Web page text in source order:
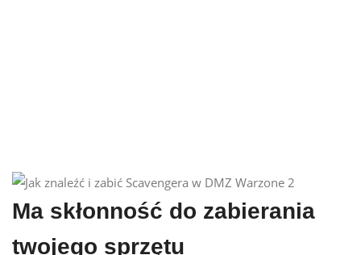
Ma skłonność do zabierania
twojego sprzętu